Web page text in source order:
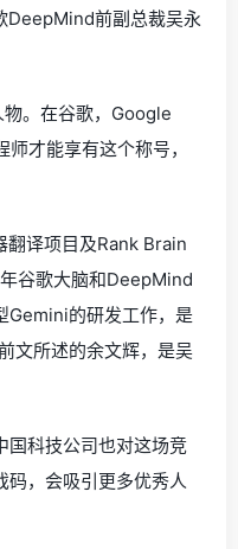
DeepMind前副总裁吴永
。在谷歌，Google
才能享有这个称号，
翻译项目及Rank Brain
谷歌大脑和DeepMind
Gemini的研发工作，是
文所述的余文辉，是吴
国科技公司也对这场竞
码，会吸引更多优秀人